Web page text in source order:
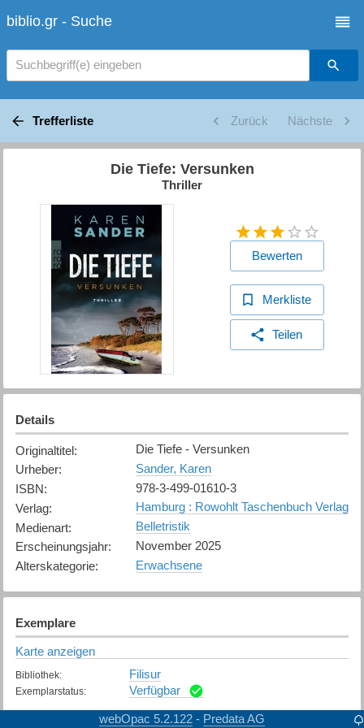
biblio.gr - Suche
Suchbegriff(e) eingeben
Trefferliste Zurück Nächste
Die Tiefe: Versunken
Thriller
Bewerten
Merkliste
Teilen
Details
Originaltitel:
Die Tiefe - Versunken
Urheber:
Sander, Karen
ISBN:
978-3-499-01610-3
Verlag:
Hamburg : Rowohlt Taschenbuch Verlag
Medienart:
Belletristik
Erscheinungsjahr:
November 2025
Alterskategorie: Erwachsene
Exemplare
Karte anzeigen
Bibliothek: Filisur
Exemplarstatus: Verfügbar
Chur
webOpac 5.2.122 - Predata AG